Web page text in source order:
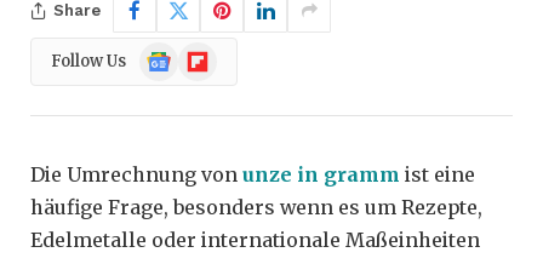
Share
Follow Us
Google
News
Flipboard
Die Umrechnung von unze in gramm ist eine
häufige Frage, besonders wenn es um Rezepte,
Edelmetalle oder internationale Maßeinheiten